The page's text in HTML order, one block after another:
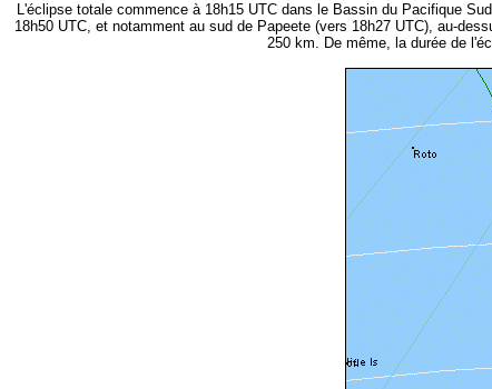
L'éclipse totale commence à 18h15 UTC dans le Bassin du Pacifique
18h50 UTC, et notamment au sud de Papeete (vers 18h27 UTC), au-
250 km. De même, la durée de